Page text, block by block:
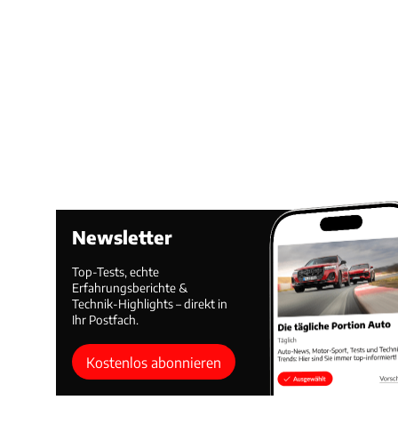
Newsletter
Top-Tests, echte
Erfahrungsberichte &
Technik-Highlights – direkt in
Ihr Postfach.
Kostenlos abonnieren